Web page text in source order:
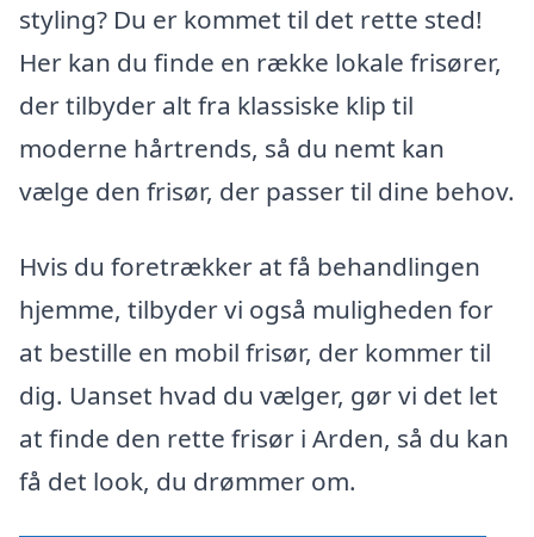
styling? Du er kommet til det rette sted!
Her kan du finde en række lokale frisører,
der tilbyder alt fra klassiske klip til
moderne hårtrends, så du nemt kan
vælge den frisør, der passer til dine behov.
Hvis du foretrækker at få behandlingen
hjemme, tilbyder vi også muligheden for
at bestille en mobil frisør, der kommer til
dig. Uanset hvad du vælger, gør vi det let
at finde den rette frisør i Arden, så du kan
få det look, du drømmer om.